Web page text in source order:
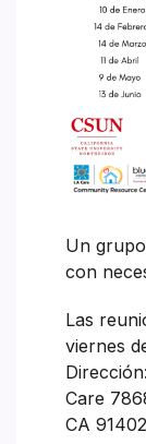
Un
con
Las
viernes
Care
CA 91402